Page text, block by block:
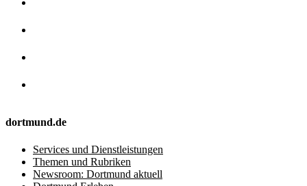
dortmund.de
Services und Dienstleistungen
Themen und Rubriken
Newsroom: Dortmund aktuell